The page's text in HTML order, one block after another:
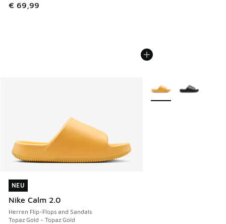
€ 69,99
NEU
Nike Calm 2.0
Herren Flip-Flops and Sandals
Topaz Gold - Topaz Gold
NEU
Weitere Farben